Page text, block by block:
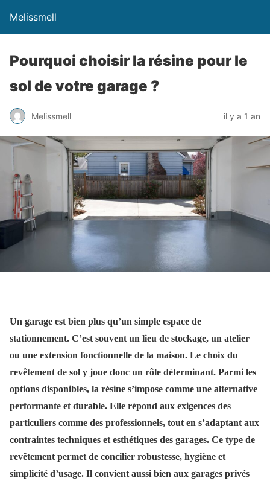
Melissmell
Pourquoi choisir la résine pour le
sol de votre garage ?
Melissmell il y a 1 an
Un garage est bien plus qu’un simple espace de
stationnement. C’est souvent un lieu de stockage, un atelier
ou une extension fonctionnelle de la maison. Le choix du
revêtement de sol y joue donc un rôle déterminant. Parmi les
options disponibles, la résine s’impose comme une alternative
performante et durable. Elle répond aux exigences des
particuliers comme des professionnels, tout en s’adaptant aux
contraintes techniques et esthétiques des garages. Ce type de
revêtement permet de concilier robustesse, hygiène et
simplicité d’usage. Il convient aussi bien aux garages privés